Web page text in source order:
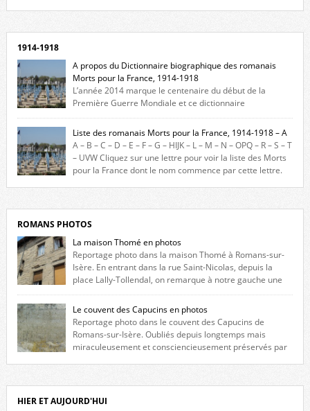
1914-1918
A propos du Dictionnaire biographique des romanais
Morts pour la France, 1914-1918
L’année 2014 marque le centenaire du début de la
Première Guerre Mondiale et ce dictionnaire
biographique veut rendre hommage aux romanais Morts pour la
France durant ce conflit. La base de cette recherche historique est
constituée des noms gravés sur les plaques commémoratives de
l’Hôtel de Ville, du lycée du Dauphiné et du lycée Triboulet, […]
Liste des romanais Morts pour la France, 1914-1918 – A
A – B – C – D – E – F – G – HIJK – L – M – N – OPQ – R – S – T
– UVW Cliquez sur une lettre pour voir la liste des Morts
pour la France dont le nom commence par cette lettre.
ROMANS PHOTOS
La maison Thomé en photos
Reportage photo dans la maison Thomé à Romans-sur-
Isère. En entrant dans la rue Saint-Nicolas, depuis la
place Lally-Tollendal, on remarque à notre gauche une
maison construite au XVIè siècle. Les deux façades sont ornées de
fenêtres jumelles à meneaux. Entre ces deux étages, on peut voir une
niche qui contient une statue de la Vierge. […]
Le couvent des Capucins en photos
Reportage photo dans le couvent des Capucins de
Romans-sur-Isère. Oubliés depuis longtemps mais
miraculeusement et consciencieusement préservés par
l’histoire de la redécouverte de vestiges du couvent des Capucins ! Petit
retour sur l’histoire […]
HIER ET AUJOURD'HUI